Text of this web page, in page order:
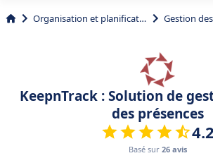
Organisation et planification
KeepnTrack : Solution de
des présences
4.2
Basé sur 26 avis